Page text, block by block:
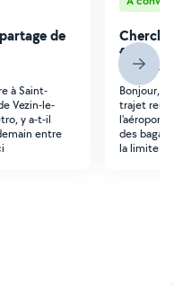
de
à Saint-
Vezin-le-
y a-t-il
entre
frais)
Cesson-
Bonjour,
trajet
l'aéroport
des
la limite